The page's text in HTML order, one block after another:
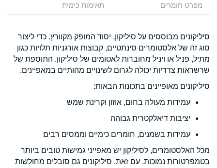
מפרט חומרים תאימות כימית
סיליקונים מבוססים על סיליקון, יסוד המופק מקוורץ. כדי ליצור
סוג זה של אלסטומרים סינתטיים, קבוצות אורגניות תלויות כגון
מתיל, פניל או ויניל מחוברות לאטומים של סיליקון. התוספת של
שרשראות צדדיות יכולה לגרום לשינויים מהותיים במאפיינים.
סיליקונים מאופיינים בתכונות הבאות:
עמידות מעולה בחום, אוזון וקרינת שמש
יציבות דיאלקטרית גבוהה
עמידות בשמנים, חומרים כימיים וממסים רבים
מכל האלסטומרים, לסיליקון יש מאפייני גמישות טובים ביותר
בטמפרטורות נמוכות. עם זאת, סיליקונים גם סובלים מחולשות